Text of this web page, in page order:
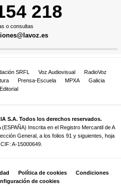
218
o consultas
SRFL Voz Audiovisual
RadioVoz
Prensa-Escuela MPXA
Galicia
Editorial
S.A. Todos los derechos reservados.
Inscrita en el Registro Mercantil de A
General, a los folios 91 y siguientes, hoja
A-15000649.
Política de cookies
Condiciones
de cookies